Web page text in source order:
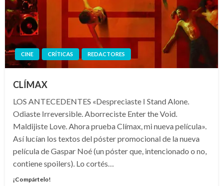
CINE CRÍTICAS REDACTORES
CLÍMAX
LOS ANTECEDENTES «Despreciaste I Stand Alone.
Odiaste Irreversible. Aborreciste Enter the Void.
Maldijiste Love. Ahora prueba Clímax, mi nueva película».
Así lucían los textos del póster promocional de la nueva
película de Gaspar Noé (un póster que, intencionado o no,
contiene spoilers). Lo cortés…
¡Compártelo!